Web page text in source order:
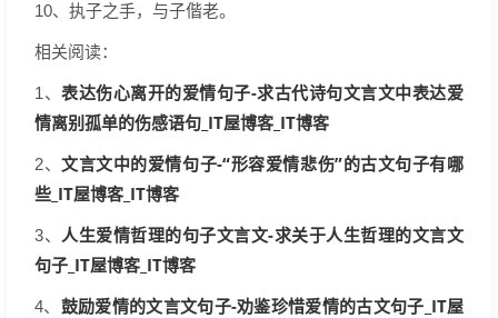
10、执子之手，与子偕老。
相关阅读：
1、表达伤心离开的爱情句子-求古代诗句文言文中表达爱
情离别孤单的伤感语句_IT屋博客_IT博客
2、文言文中的爱情句子-“形容爱情悲伤”的古文句子有哪
些_IT屋博客_IT博客
3、 人生爱情哲理的句子文言文-求关于人生哲理的文言文
句子_IT屋博客_IT博客
4、 鼓励爱情的文言文句子-劝鉴珍惜爱情的古文句子_IT屋